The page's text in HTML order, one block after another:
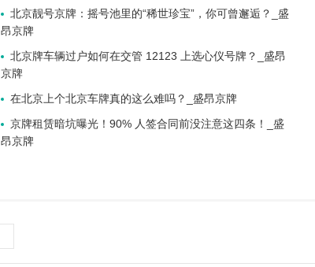
北京靓号京牌：摇号池里的“稀世珍宝”，你可曾邂逅？_盛
昂京牌
北京牌车辆过户如何在交管 12123 上选心仪号牌？_盛昂
京牌
在北京上个北京车牌真的这么难吗？_盛昂京牌
京牌租赁暗坑曝光！90% 人签合同前没注意这四条！_盛
昂京牌